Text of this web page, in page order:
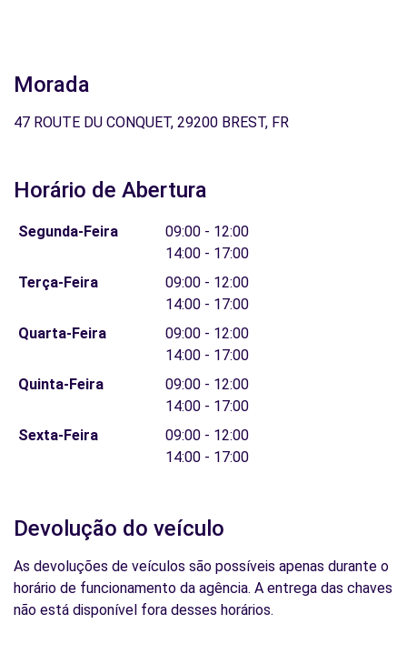
Morada
47 ROUTE DU CONQUET, 29200 BREST, FR
Horário de Abertura
Segunda-Feira
09:00 - 12:00
14:00 - 17:00
Terça-Feira
09:00 - 12:00
14:00 - 17:00
Quarta-Feira
09:00 - 12:00
14:00 - 17:00
Quinta-Feira
09:00 - 12:00
14:00 - 17:00
Sexta-Feira
09:00 - 12:00
14:00 - 17:00
Devolução do veículo
As devoluções de veículos são possíveis apenas durante o
horário de funcionamento da agência. A entrega das chaves
não está disponível fora desses horários.